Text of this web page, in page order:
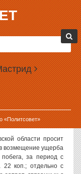
«Политсовет»
подали иски к двум
сбежали из СИЗО-1 в
ведомство хочет
поисками.
области просит
возмещение ущерба
за период с
коп.; отдельно с